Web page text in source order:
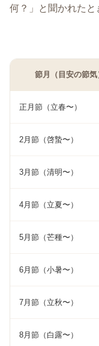
何？」と聞かれたと
節月（目安の節気
正月節（立春〜）
2月節（啓蟄〜）
3月節（清明〜）
4月節（立夏〜）
5月節（芒種〜）
6月節（小暑〜）
7月節（立秋〜）
8月節（白露〜）